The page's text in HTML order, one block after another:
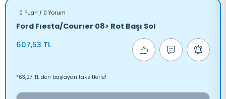
0 Puan / 0 Yorum
Ford Fıesta/Courıer 08> Rot Başı Sol
607,53 TL
*63,27 TL den başlayan taksitlerle!